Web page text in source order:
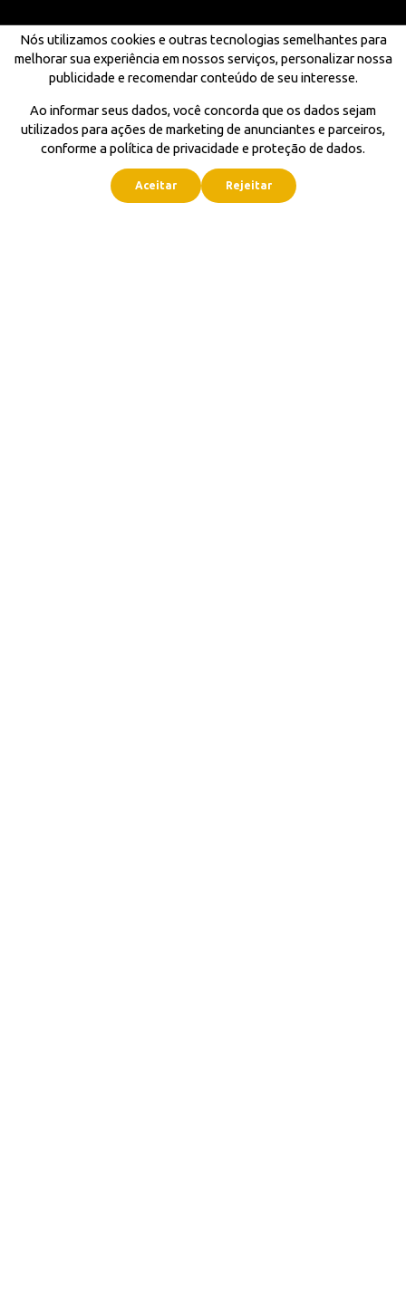
Nós utilizamos cookies e outras tecnologias semelhantes para
melhorar sua experiência em nossos serviços, personalizar nossa
publicidade e recomendar conteúdo de seu interesse.
Ao informar seus dados, você concorda que os dados sejam
utilizados para ações de marketing de anunciantes e parceiros,
conforme a política de privacidade e proteção de dados.
Aceitar Rejeitar